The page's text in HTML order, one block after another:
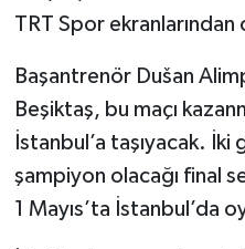
TRT Spor ekranlarından
Başantrenör Dušan
Beşiktaş, bu maçı
İstanbul’a taşıyacak. İki
şampiyon olacağı final
1 Mayıs’ta İstanbul’da
Hentbol
At Yarışı
Bisiklet